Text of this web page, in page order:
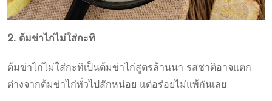
2. ต้มข่าไก่ไม่ใส่กะทิ
ต้มข่าไก่ไม่ใส่กะทิเป็นต้มข่าไก่สูตรล้านนา รสชาติอาจแตก
ต่างจากต้มข่าไก่ทั่วไปสักหน่อย แต่อร่อยไม่แพ้กันเลย